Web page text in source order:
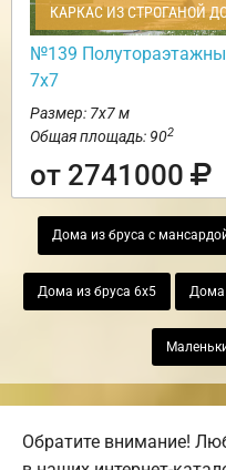
КАРКАС ИЗ СТРОГАНОЙ
№139
7х7
Размер: 7х7 м
Общая площадь: 902
от 2741000
Дома из бруса с
Дома из бруса 6х5 Дома
Обратите внимание!